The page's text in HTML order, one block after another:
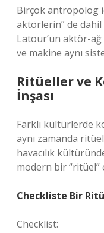
Birçok antropolog
aktörlerin” de
Latour’un aktör-ağ
ve makine aynı
Ritüeller ve
İnşası
Farklı kültürlerde
aynı zamanda
havacılık
modern bir
Checkliste Bir
Checklist: